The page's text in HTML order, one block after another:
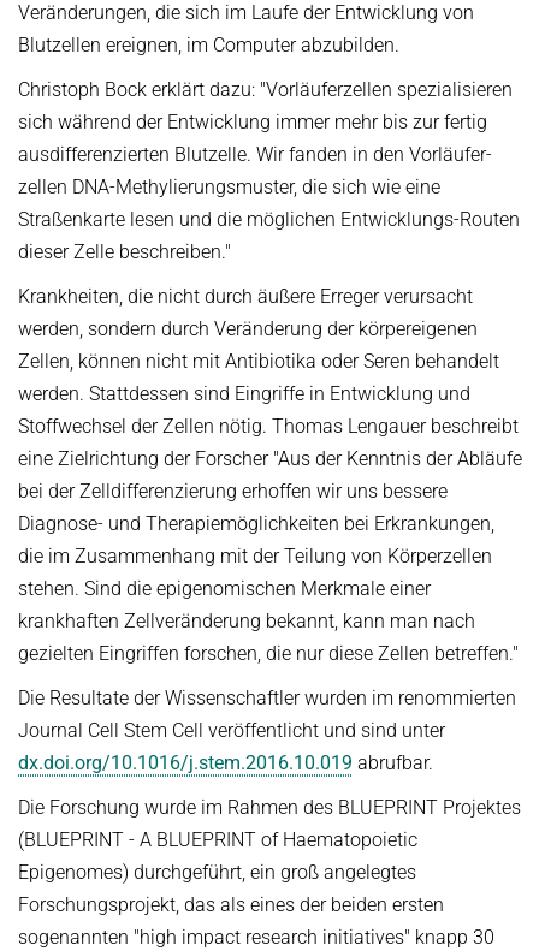
Veränderungen, die sich im Laufe der Entwicklung von
Blutzellen ereignen, im Computer abzubilden.
Christoph Bock erklärt dazu: "Vorläuferzellen spezialisieren
sich während der Entwick­lung immer mehr bis zur fertig
ausdifferenzierten Blutzelle. Wir fanden in den Vorläu­fer­
zellen DNA-Methylierungsmuster, die sich wie eine
Straßenkarte lesen und die möglichen Entwicklungs-Routen
dieser Zelle beschreiben."
Krankheiten, die nicht durch äußere Erreger verursacht
werden, sondern durch Veränderung der körpereigenen
Zellen, können nicht mit Antibiotika oder Seren behandelt
werden. Stattdessen sind Eingriffe in Entwicklung und
Stoffwechsel der Zellen nötig. Thomas Lengauer beschreibt
eine Zielrichtung der Forscher "Aus der Kenntnis der Abläufe
bei der Zelldifferenzierung erhoffen wir uns bessere
Diagnose- und Therapiemöglichkeiten bei Erkrankungen,
die im Zusammenhang mit der Teilung von Körperzellen
stehen. Sind die epigenomischen Merkmale einer
krankhaften Zellveränderung bekannt, kann man nach
gezielten Eingriffen forschen, die nur diese Zellen betreffen."
Die Resultate der Wissenschaftler wurden im renommierten
Journal Cell Stem Cell veröffentlicht und sind unter
dx.doi.org/10.1016/j.stem.2016.10.019 abrufbar.
Die Forschung wurde im Rahmen des BLUEPRINT Projektes
(BLUEPRINT - A BLUEPRINT of Haematopoietic
Epigenomes) durchgeführt, ein groß angelegtes
Forschungsprojekt, das als eines der beiden ersten
sogenannten "high impact research initiatives" knapp 30